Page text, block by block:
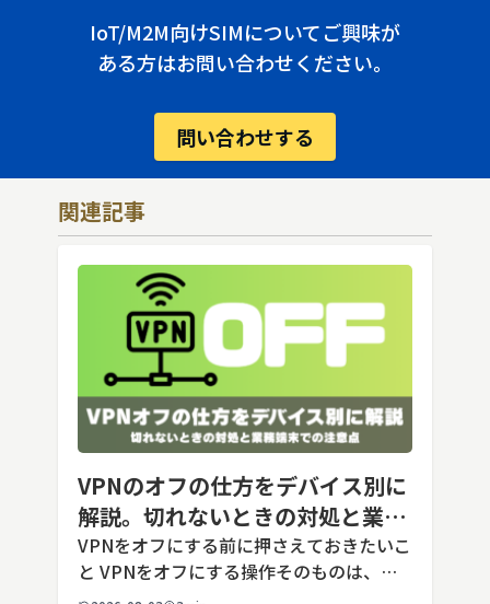
IoT/M2M向けSIMについてご興味が
ある方はお問い合わせください。
問い合わせする
関連記事
VPNのオフの仕方をデバイス別に
解説。切れないときの対処と業務
端末での注意点
VPNをオフにする前に押さえておきたいこ
と VPNをオフにする操作そのものは、ど
の端末でも数タップから数クリックで完了